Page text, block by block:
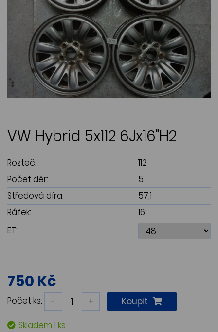
VW Hybrid 5x112 6Jx16"H2
Rozteč:
112
Počet děr:
5
Středová díra:
57,1
Ráfek:
16
ET:
750 Kč
Počet ks: - + Koupit
Skladem 1 ks